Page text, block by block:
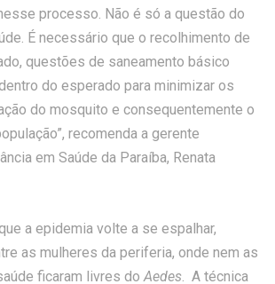
processo. Não é só a questão do
É necessário que o recolhimento de
questões de saneamento básico
do esperado para minimizar os
do mosquito e consequentemente o
recomenda a gerente
em Saúde da Paraíba, Renata
a epidemia volte a se espalhar,
as mulheres da periferia, onde nem as
ficaram livres doAedes. A técnica